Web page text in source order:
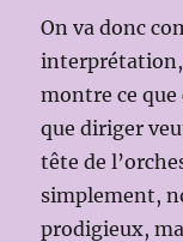
On va donc
interprétation,
montre ce que
que diriger
tête de
simplement,
prodigieux,